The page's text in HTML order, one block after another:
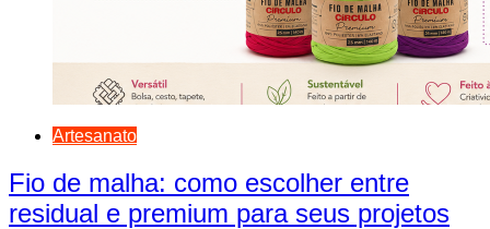
Artesanato
Fio de malha: como escolher entre
residual e premium para seus projetos